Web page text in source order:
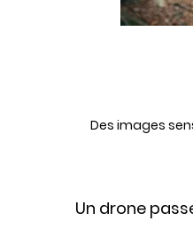
Des images
Un drone